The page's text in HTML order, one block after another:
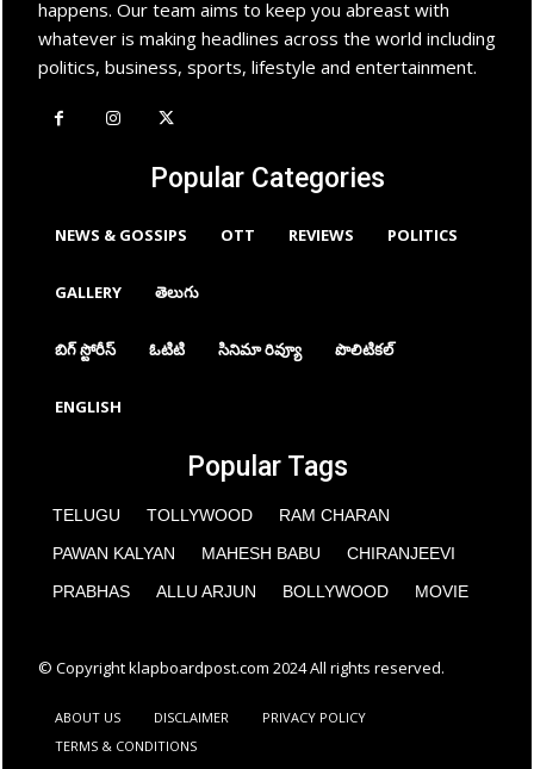
happens. Our team aims to keep you abreast with
whatever is making headlines across the world including
politics, business, sports, lifestyle and entertainment.
Popular Categories
NEWS & GOSSIPS OTT REVIEWS POLITICS
GALLERY తెలుగు
బిగ్ స్టోరీస్ ఓటిటి సినిమా రివ్యూ పొలిటికల్
ENGLISH
Popular Tags
TELUGU TOLLYWOOD
RAM CHARAN
PAWAN KALYAN
MAHESH BABU
CHIRANJEEVI
PRABHAS
ALLU ARJUN BOLLYWOOD MOVIE
© Copyright klapboardpost.com 2024 All rights reserved.
ABOUT US DISCLAIMER
PRIVACY POLICY
TERMS & CONDITIONS